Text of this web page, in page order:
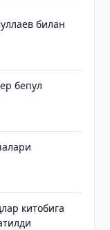
билан
бепул
китобига